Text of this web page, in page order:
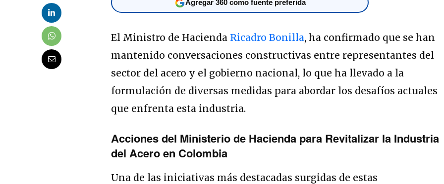
Agregar 360 como fuente preferida
El Ministro de Hacienda Ricadro Bonilla, ha confirmado que se han
mantenido conversaciones constructivas entre representantes del
sector del acero y el gobierno nacional, lo que ha llevado a la
formulación de diversas medidas para abordar los desafíos actuales
que enfrenta esta industria.
Acciones del Ministerio de Hacienda para Revitalizar la Industria
del Acero en Colombia
Una de las iniciativas más destacadas surgidas de estas